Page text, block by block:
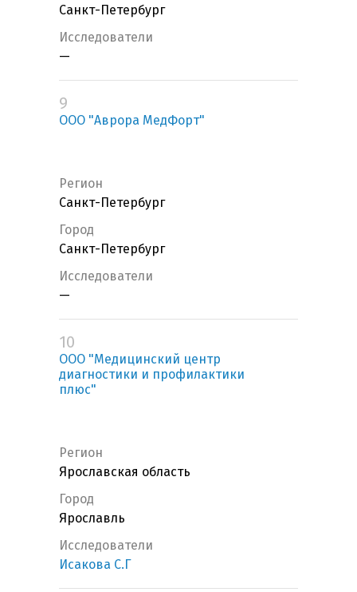
Санкт-Петербург
Исследователи
—
9
ООО "Аврора МедФорт"
Регион
Санкт-Петербург
Город
Санкт-Петербург
Исследователи
—
10
ООО "Медицинский центр
диагностики и профилактики
плюс"
Регион
Ярославская область
Город
Ярославль
Исследователи
Исакова С.Г